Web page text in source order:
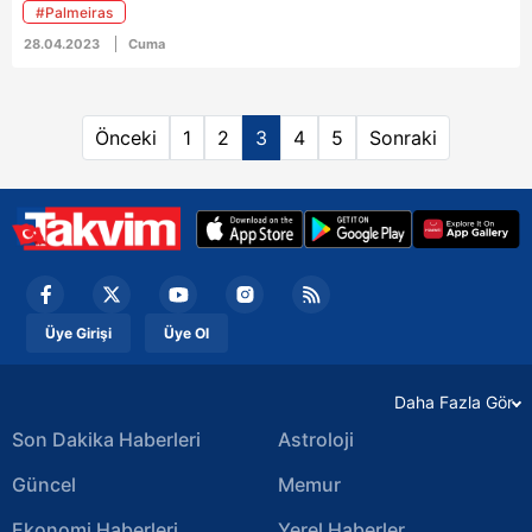
hocanın gelecek sezon Sarı-Lacivertli ekipte devam
edip etmeyeceği ise merak konusu… Jesus ile ilgili
ayrıntılar…
#Palmeiras
28.04.2023 Cuma
Önceki 1 2 3 4 5 Sonraki
Üye Girişi Üye Ol
Daha Fazla Gör
Son Dakika Haberleri
Güncel
Astroloji
Memur